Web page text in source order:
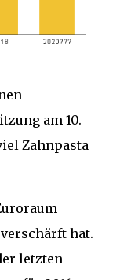
am 10.
Zahnpasta
hat.
letzten